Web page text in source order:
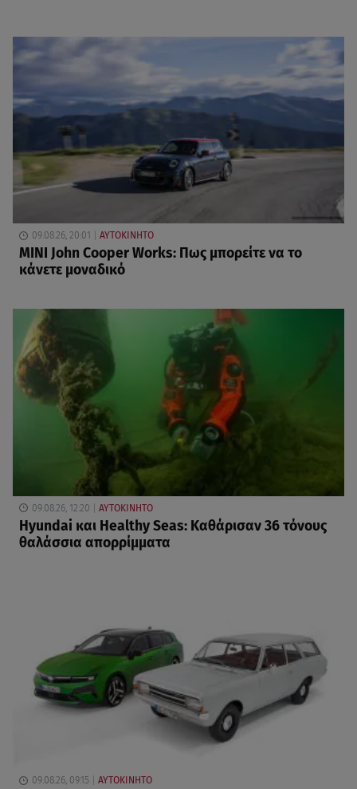
09.08.26, 20:01 ΑΥΤΟΚΙΝΗΤΟ
MINI John Cooper Works: Πως μπορείτε να το
κάνετε μοναδικό
09.08.26, 12:20 ΑΥΤΟΚΙΝΗΤΟ
Hyundai και Healthy Seas: Καθάρισαν 36 τόνους
θαλάσσια απορρίμματα
09.08.26, 09:15 ΑΥΤΟΚΙΝΗΤΟ